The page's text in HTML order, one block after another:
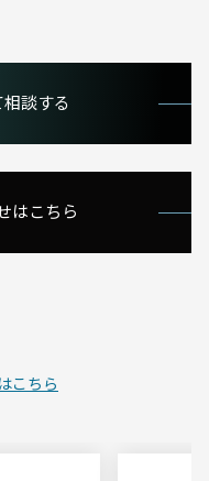
談する
はこちら
こちら